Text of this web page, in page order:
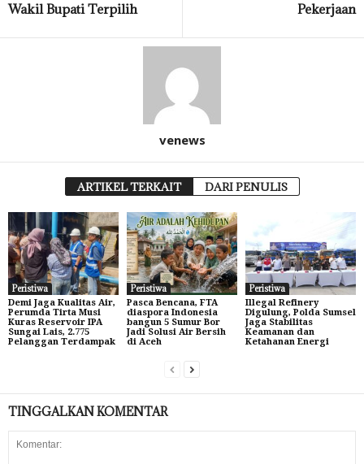
Wakil Bupati Terpilih Pekerjaan
venews
ARTIKEL TERKAIT DARI PENULIS
Peristiwa
Demi Jaga Kualitas Air,
Perumda Tirta Musi
Kuras Reservoir IPA
Sungai Lais, 2.775
Pelanggan Terdampak
Peristiwa
Pasca Bencana, FTA
diaspora Indonesia
bangun 5 Sumur Bor
Jadi Solusi Air Bersih
di Aceh
Peristiwa
Illegal Refinery
Digulung, Polda Sumsel
Jaga Stabilitas
Keamanan dan
Ketahanan Energi
TINGGALKAN KOMENTAR